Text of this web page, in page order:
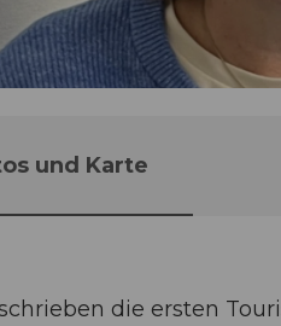
und Karte
die ersten